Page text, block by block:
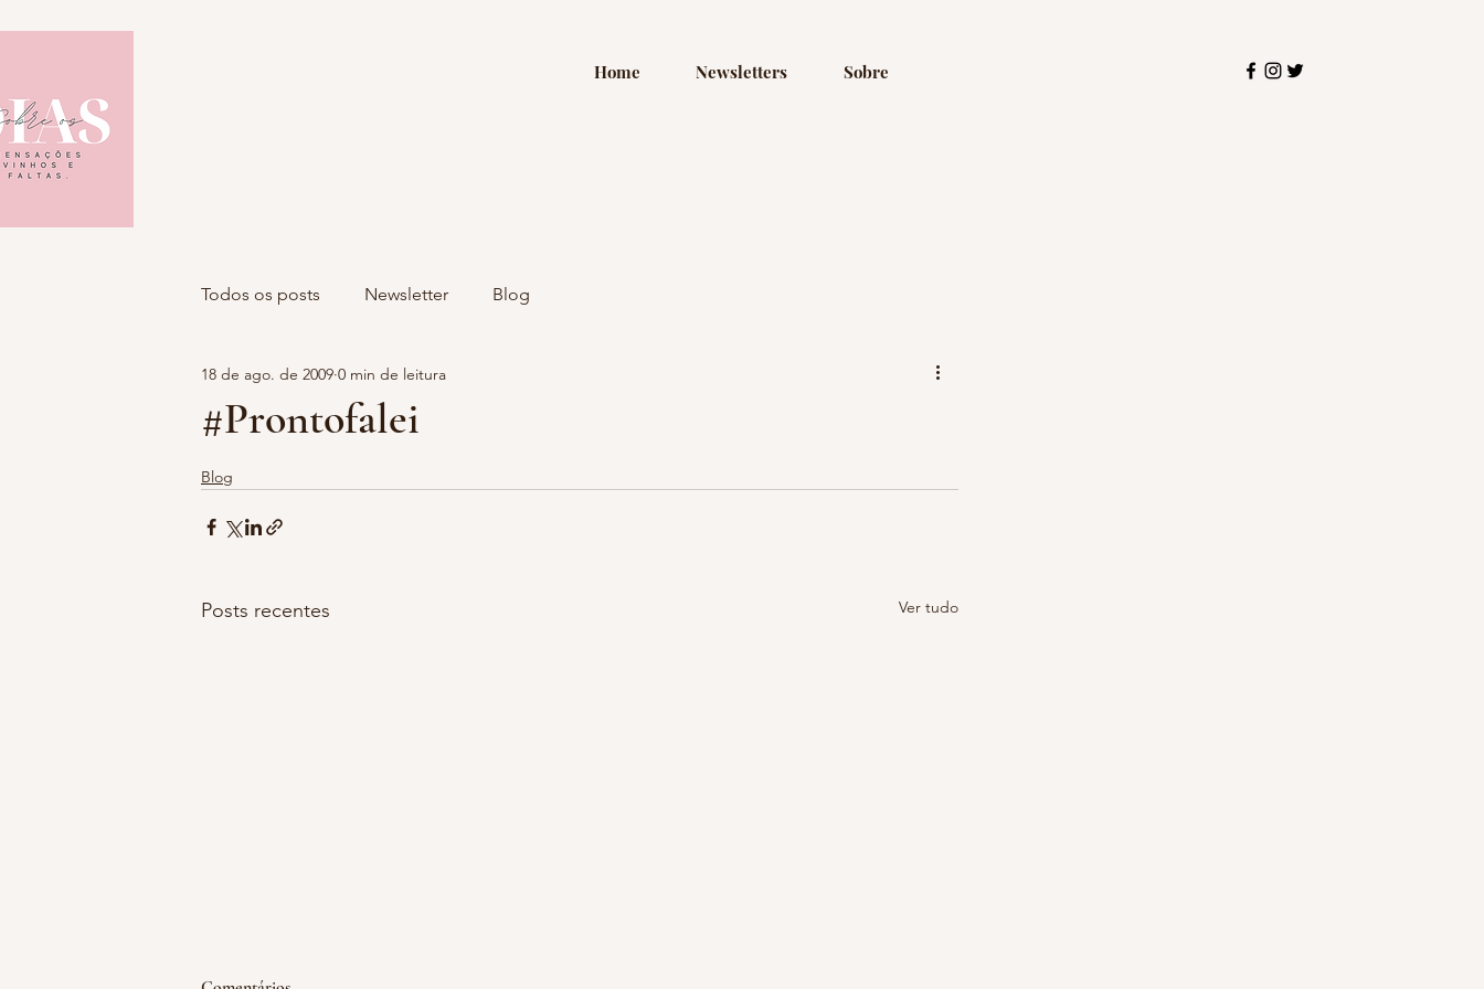
Home Newsletters Sobre
Todos os posts Newsletter Blog
#Prontofalei
18 de ago. de 2009 0 min de leitura
Blog
Posts recentes Ver tudo
emoção acumulada